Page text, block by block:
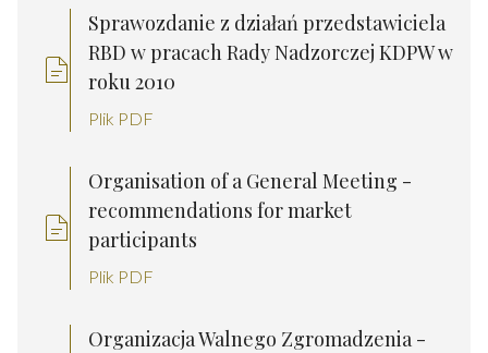
Sprawozdanie z działań przedstawiciela
RBD w pracach Rady Nadzorczej KDPW w
roku 2010
Plik PDF
Organisation of a General Meeting -
recommendations for market
participants
Plik PDF
Organizacja Walnego Zgromadzenia -